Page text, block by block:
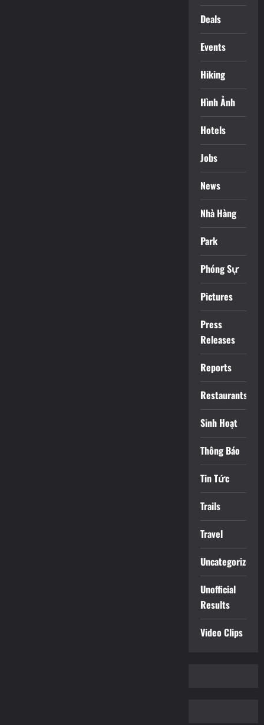
Deals
Events
Hiking
Hình Ảnh
Hotels
Jobs
News
Nhà Hàng
Park
Phóng Sự
Pictures
Press
Releases
Reports
Restaurants
Sinh Hoạt
Thông Báo
Tin Tức
Trails
Travel
Uncategorized
Unofficial
Results
Video Clips